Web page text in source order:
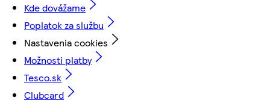
Kde dovážame
Poplatok za službu
Nastavenia cookies
Možnosti platby
Tesco.sk
Clubcard